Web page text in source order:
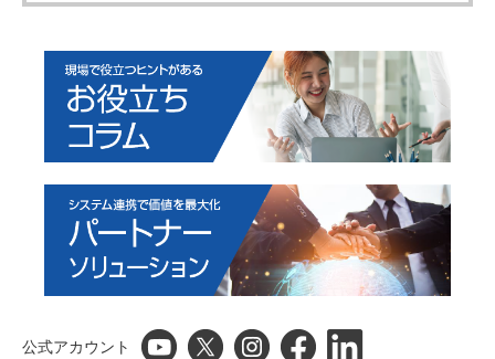
公式アカウント